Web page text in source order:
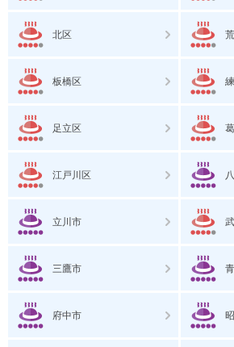
北区
板橋区
足立区
江戸川区
立川市
三鷹市
府中市